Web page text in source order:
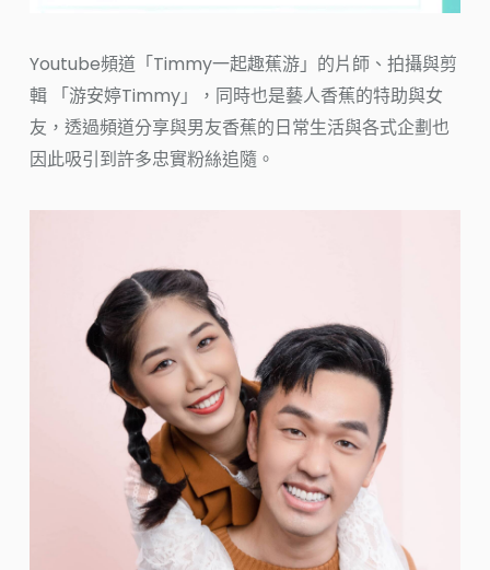
Youtube頻道「Timmy一起趣蕉游」的片師、拍攝與剪
輯 「游安婷Timmy」，同時也是藝人香蕉的特助與女
友，透過頻道分享與男友香蕉的日常生活與各式企劃也
因此吸引到許多忠實粉絲追隨。